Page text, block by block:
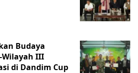
Budaya
Wilayah III
di Dandim Cup